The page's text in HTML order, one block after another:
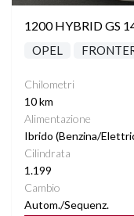
1200 HYBRID GS
OPEL
Chilometri
10 km
Alimentazione
Ibrido (Benzina/
Cilindrata
1.199
Cambio
Autom./Sequenz.